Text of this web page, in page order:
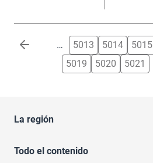
Paginación … 5013 5014 5015
5019
5020 5021
La región
Todo el contenido